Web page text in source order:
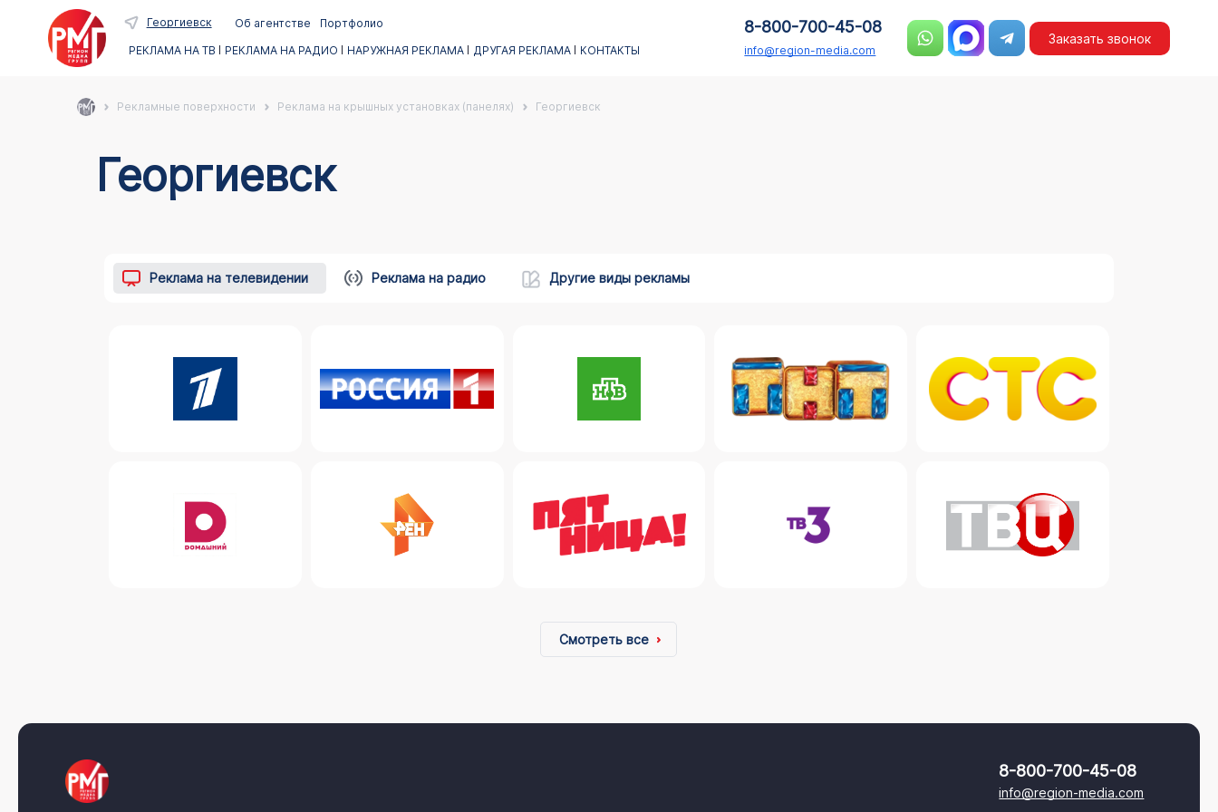
Георгиевск Об агентстве
Портфолио
РЕКЛАМА НА ТВ
РЕКЛАМА НА РАДИО НАРУЖНАЯ РЕКЛАМА ДРУГАЯ РЕКЛАМА КОНТАКТЫ
8-800-700-45-08
info@region-media.com
Заказать звонок
Рекламные поверхности Реклама на крышных установках (панелях) Георгиевск
Георгиевск
Реклама на телевидении Реклама на радио Другие виды рекламы
Смотреть все
8-800-700-45-08
info@region-media.com